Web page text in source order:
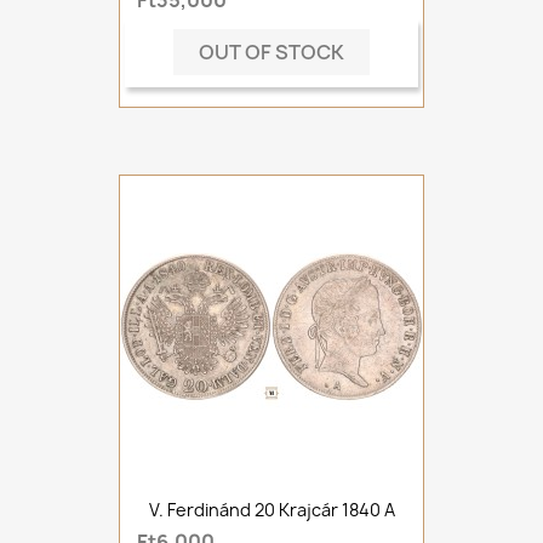
OUT OF STOCK
V. Ferdinánd 20 Krajcár 1840 A